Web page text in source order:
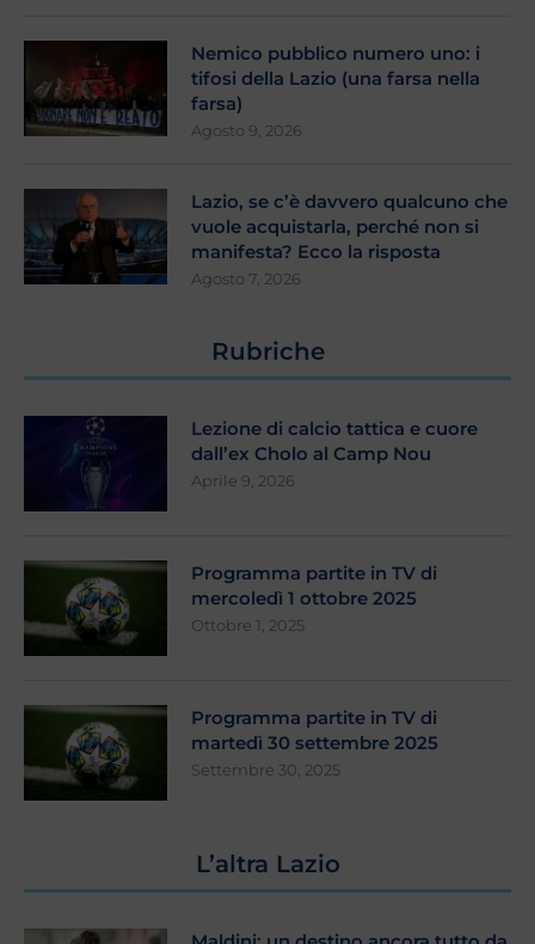
Nemico pubblico numero uno: i
tifosi della Lazio (una farsa nella
farsa)
Agosto 9, 2026
Lazio, se c’è davvero qualcuno che
vuole acquistarla, perché non si
manifesta? Ecco la risposta
Agosto 7, 2026
Rubriche
Lezione di calcio tattica e cuore
dall’ex Cholo al Camp Nou
Aprile 9, 2026
Programma partite in TV di
mercoledì 1 ottobre 2025
Ottobre 1, 2025
Programma partite in TV di
martedì 30 settembre 2025
Settembre 30, 2025
L’altra Lazio